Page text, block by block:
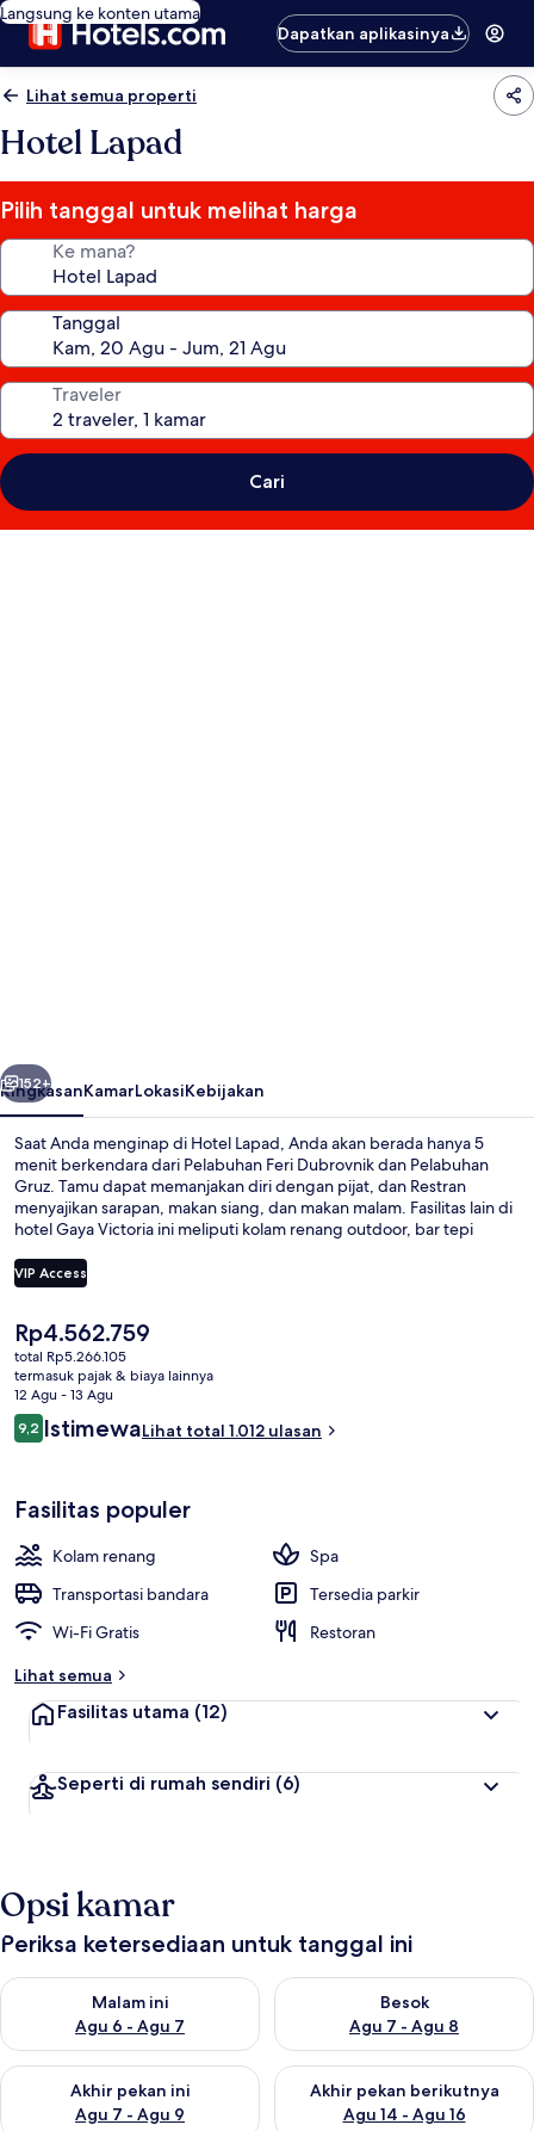
Langsung ke konten utama
Dapatkan aplikasinya
Lihat semua properti
Hotel Lapad
Pilih tanggal untuk melihat harga
Ke mana?
Tanggal
Traveler
Cari
Berikutnya
152+
RingkasanKamarLokasiKebijakan
Saat Anda menginap di Hotel Lapad, Anda akan berada hanya 5
menit berkendara dari Pelabuhan Feri Dubrovnik dan Pelabuhan
Gruz. Tamu dapat memanjakan diri dengan pijat, dan Restran
menyajikan sarapan, makan siang, dan makan malam. Fasilitas lain di
hotel Gaya Victoria ini meliputi kolam renang outdoor, bar tepi
renang dan staf.
VIP Access
Harga
saat
ini
Rp4.562.759
Rp4.562.759
total Rp5.266.105
termasuk pajak & biaya lainnya
12 Agu - 13 Agu
Ulasan
9,29,2 dari 10
IstimewaLihat total 1.012 ulasan
Fasilitas populer
Kolam renang
Spa
Transportasi bandara
Tersedia parkir
Wi-Fi Gratis
Restoran
Lihat semua
Fasilitas utama (12)
Seperti di rumah sendiri (6)
Opsi kamar
Periksa ketersediaan untuk tanggal ini
Malam ini
Agu 6 - Agu 7
Periksa ketersediaan untuk malam ini Agu 6 - Agu 7
Besok
Agu 7 - Agu 8
Periksa ketersediaan untuk
Akhir pekan ini
Agu 7 - Agu 9
Periksa ketersediaan untuk akhir pekan ini Agu 7 - Agu 9
Akhir pekan berikutnya
Agu 14 - Agu 16
Periksa ketersediaan untuk